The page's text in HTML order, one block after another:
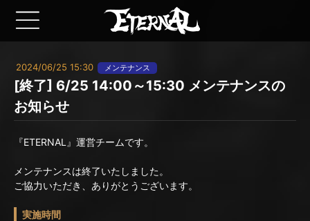
2024/06/25 15:30 メンテナンス
[終了] 6/25 14:00～15:30 メンテナンスの
お知らせ
『ETERNAL』運営チームです。
メンテナンスは終了いたしました。
ご協力いただき、ありがとうございます。
実施時間